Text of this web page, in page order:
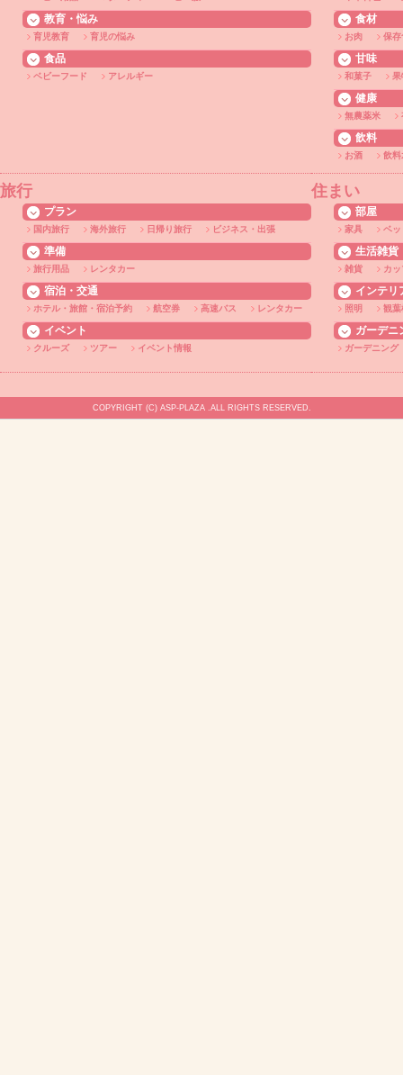
教育・悩み
育児教育 育児の悩み
食品
ベビーフード アレルギー
食材
お肉 保存
甘味
和菓子 果
健康
無農薬米
飲料
お酒 飲料
旅行
プラン
国内旅行 海外旅行 日帰り旅行 ビジネス・出張
準備
旅行用品 レンタカー
宿泊・交通
ホテル・旅館・宿泊予約 航空券 高速バス レンタカー
イベント
クルーズ ツアー イベント情報
住まい
部屋
家具 ベッ
生活雑貨
雑貨 カッ
インテリ
照明 観葉
ガーデニ
ガーデニング
COPYRIGHT (C) ASP-PLAZA .ALL RIGHTS RESERVED.